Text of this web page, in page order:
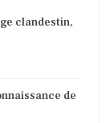
clandestin,
de